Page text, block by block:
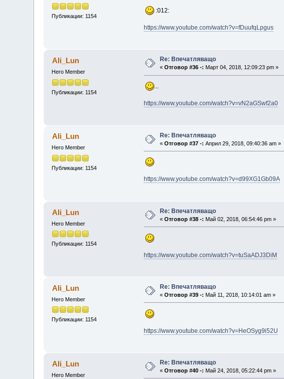
Публикации: 1154
:012:
https://www.youtube.com/watch?v=fDuufqLpgus
Ali_Lun
Hero Member
Публикации: 1154
Re: Впечатляващо
«Отговор #36 -: Март 04, 2018, 12:09:23 pm »
...
https://www.youtube.com/watch?v=vN2aGSwf2a0
Ali_Lun
Hero Member
Публикации: 1154
Re: Впечатляващо
«Отговор #37 -: Април 29, 2018, 09:40:36 am »
https://www.youtube.com/watch?v=d99XG1Gb09A
Ali_Lun
Hero Member
Публикации: 1154
Re: Впечатляващо
«Отговор #38 -: Май 02, 2018, 06:54:46 pm »
https://www.youtube.com/watch?v=tuSaADJ3DiM
Ali_Lun
Hero Member
Публикации: 1154
Re: Впечатляващо
«Отговор #39 -: Май 11, 2018, 10:14:01 am »
https://www.youtube.com/watch?v=HeOSyg9i52U
Ali_Lun
Hero Member
Re: Впечатляващо
«Отговор #40 -: Май 24, 2018, 05:22:44 pm »